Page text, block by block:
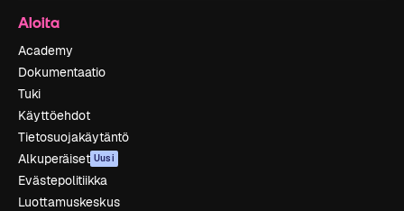
Aloita
Academy
Dokumentaatio
Tuki
Käyttöehdot
Tietosuojakäytäntö
Alkuperäiset Uusi
Evästepolitiikka
Luottamuskeskus